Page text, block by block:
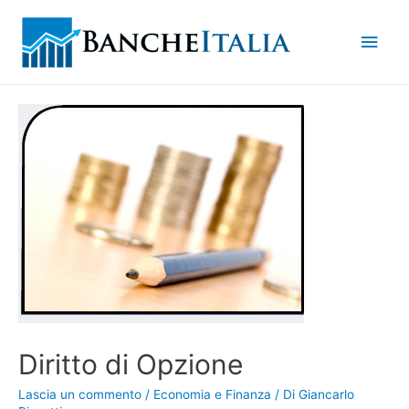
Diritto di Opzione
Lascia un commento / Economia e Finanza / Di Giancarlo